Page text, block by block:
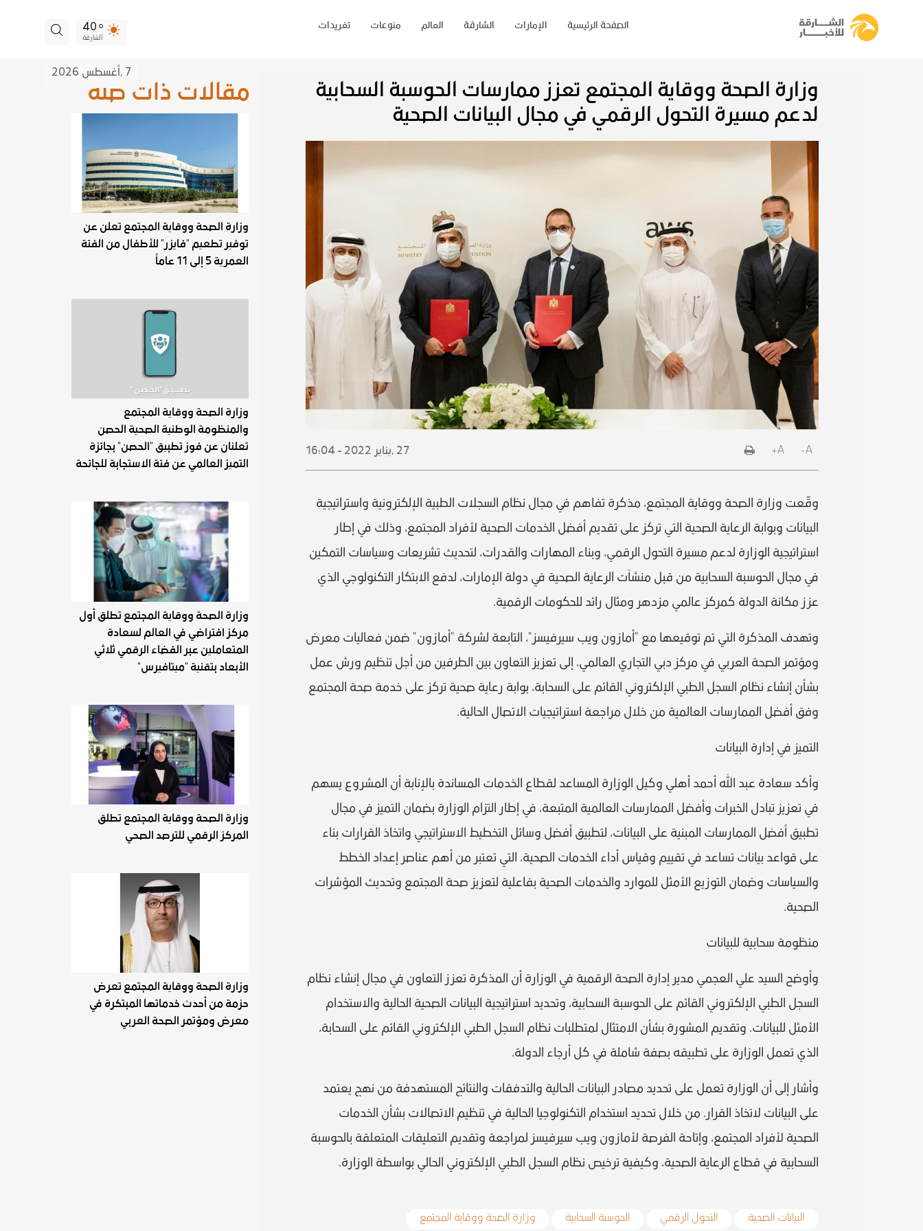
40
الشارقة
تغريدات منوعات العالم الشارقة الإمارات الصفحة الرئيسية
7 , أغسطس 2026
مقالات ذات صلة
وزارة الصحة ووقاية المجتمع تعلن عن
توفير تطعيم "فايزر" للأطفال من الفئة
العمرية 5 إلى 11 عاماً
وزارة الصحة ووقاية المجتمع
والمنظومة الوطنية الصحية الحصن
تعلنان عن فوز تطبيق "الحصن" بجائزة
التميز العالمي عن فئة الاستجابة للجائحة
وزارة الصحة ووقاية المجتمع تطلق أول
مركز افتراضي في العالم لسعادة
المتعاملين عبر الفضاء الرقمي ثلاثي
الأبعاد بتقنية "ميتافيرس"
وزارة الصحة ووقاية المجتمع تطلق
المركز الرقمي للترصد الصحي
وزارة الصحة ووقاية المجتمع تعرض
حزمة من أحدث خدماتها المبتكرة في
معرض ومؤتمر الصحة العربي
وزارة الصحة ووقاية المجتمع تعزز ممارسات الحوسبة السحابية
لدعم مسيرة التحول الرقمي في مجال البيانات الصحية
A-
A+
27 , يناير 2022 - 16:04
وقّعت وزارة الصحة ووقاية المجتمع، مذكرة تفاهم في مجال نظام السجلات الطبية الإلكترونية واستراتيجية
البيانات وبوابة الرعاية الصحية التي تركز على تقديم أفضل الخدمات الصحية لأفراد المجتمع، وذلك في إطار
استراتيجية الوزارة لدعم مسيرة التحول الرقمي، وبناء المهارات والقدرات، لتحديث تشريعات وسياسات التمكين
في مجال الحوسبة السحابية من قبل منشآت الرعاية الصحية في دولة الإمارات، لدفع الابتكار التكنولوجي الذي
عزز مكانة الدولة كمركز عالمي مزدهر ومثال رائد للحكومات الرقمية.
وتهدف المذكرة التي تم توقيعها مع "أمازون ويب سيرفيسز"، التابعة لشركة "أمازون" ضمن فعاليات معرض
ومؤتمر الصحة العربي في مركز دبي التجاري العالمي، إلى تعزيز التعاون بين الطرفين من أجل تنظيم ورش عمل
بشأن إنشاء نظام السجل الطبي الإلكتروني القائم على السحابة، بوابة رعاية صحية تركز على خدمة صحة المجتمع
وفق أفضل الممارسات العالمية من خلال مراجعة استراتيجيات الاتصال الحالية.
التميز في إدارة البيانات
وأكد سعادة عبد الله أحمد أهلي وكيل الوزارة المساعد لقطاع الخدمات المساندة بالإنابة أن المشروع يسهم
في تعزيز تبادل الخبرات وأفضل الممارسات العالمية المتبعة، في إطار التزام الوزارة بضمان التميز في مجال
تطبيق أفضل الممارسات المبنية على البيانات، لتطبيق أفضل وسائل التخطيط الاستراتيجي واتخاذ القرارات بناء
على قواعد بيانات تساعد في تقييم وقياس أداء الخدمات الصحية، التي تعتبر من أهم عناصر إعداد الخطط
والسياسات وضمان التوزيع الأمثل للموارد والخدمات الصحية بفاعلية لتعزيز صحة المجتمع وتحديث المؤشرات
الصحية.
منظومة سحابية للبيانات
وأوضح السيد علي العجمي مدير إدارة الصحة الرقمية في الوزارة أن المذكرة تعزز التعاون في مجال إنشاء نظام
السجل الطبي الإلكتروني القائم على الحوسبة السحابية، وتحديد استراتيجية البيانات الصحية الحالية والاستخدام
الأمثل للبيانات. وتقديم المشورة بشأن الامتثال لمتطلبات نظام السجل الطبي الإلكتروني القائم على السحابة،
الذي تعمل الوزارة على تطبيقه بصفة شاملة في كل أرجاء الدولة.
وأشار إلى أن الوزارة تعمل على تحديد مصادر البيانات الحالية والتدفقات والنتائج المستهدفة من نهج يعتمد
على البيانات لاتخاذ القرار. من خلال تحديد استخدام التكنولوجيا الحالية في تنظيم الاتصالات بشأن الخدمات
الصحية لأفراد المجتمع، وإتاحة الفرصة لأمازون ويب سيرفيسز لمراجعة وتقديم التعليقات المتعلقة بالحوسبة
السحابية في قطاع الرعاية الصحية، وكيفية ترخيص نظام السجل الطبي الإلكتروني الحالي بواسطة الوزارة.
البيانات الصحية التحول الرقمي الحوسبة السحابية وزارة الصحة ووقاية المجتمع